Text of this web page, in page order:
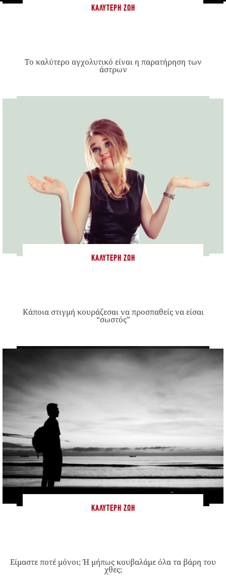
ΚΑΛΎΤΕΡΗ ΖΩΉ
Το καλύτερο αγχολυτικό είναι η παρατήρηση των
άστρων
ΚΑΛΎΤΕΡΗ ΖΩΉ
Κάποια στιγμή κουράζεσαι να προσπαθείς να είσαι
“σωστός”
ΚΑΛΎΤΕΡΗ ΖΩΉ
Είμαστε ποτέ μόνοι; Ή μήπως κουβαλάμε όλα τα βάρη του
χθες;